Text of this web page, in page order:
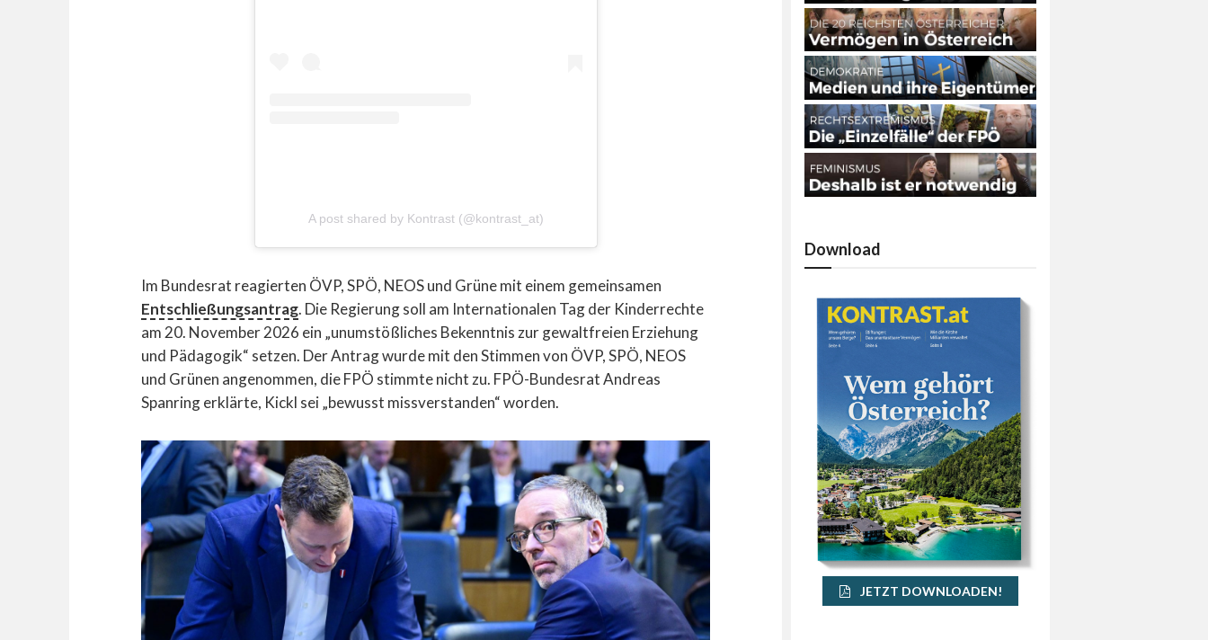
A post shared by Kontrast (@kontrast_at)
Im Bundesrat reagierten ÖVP, SPÖ, NEOS und Grüne mit einem gemeinsamen
Entschließungsantrag. Die Regierung soll am Internationalen Tag der Kinderrechte
am 20. November 2026 ein „unumstößliches Bekenntnis zur gewaltfreien Erziehung
und Pädagogik“ setzen. Der Antrag wurde mit den Stimmen von ÖVP, SPÖ, NEOS
und Grünen angenommen, die FPÖ stimmte nicht zu. FPÖ-Bundesrat Andreas
Spanring erklärte, Kickl sei „bewusst missverstanden“ worden.
Download
JETZT DOWNLOADEN!